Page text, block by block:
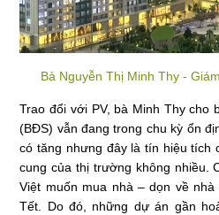
Bà Nguyễn Thị Minh Thy -
Trao đổi với PV, bà Minh Thy cho
(BĐS) vẫn đang trong chu kỳ ổn
có tăng nhưng đây là tín hiệu tích
cung của thị trường không nhiều.
Việt muốn mua nhà – dọn về
Tết. Do đó, những dự án gần